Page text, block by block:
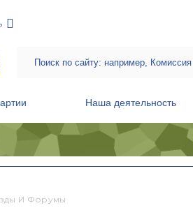
Наша деятельность
И Форумы